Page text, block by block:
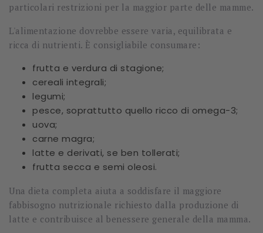
particolari restrizioni per la maggior parte delle mamme.
L'alimentazione dovrebbe essere varia, equilibrata e
ricca di nutrienti. È consigliabile consumare:
frutta e verdura di stagione;
cereali integrali;
legumi;
pesce, soprattutto quello ricco di omega-3;
uova;
carne magra;
latte e derivati, se ben tollerati;
frutta secca e semi oleosi.
Una dieta completa aiuta a soddisfare il maggiore
fabbisogno nutrizionale richiesto dalla produzione di
latte e contribuisce al benessere generale della mamma.